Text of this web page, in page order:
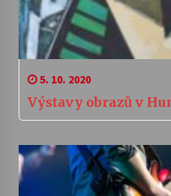
5. 10. 2020
Výstavy obrazů v